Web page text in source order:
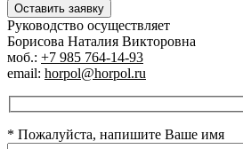
Оставить заявку
Руководство осуществляет
Борисова Наталия Викторовна
моб.: +7 985 764-14-93
email: horpol@horpol.ru
* Пожалуйста, напишите Ваше имя